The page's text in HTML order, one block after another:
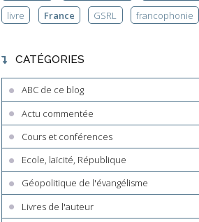
livre
France GSRL francophonie
CATÉGORIES
ABC de ce blog
Actu commentée
Cours et conférences
Ecole, laïcité, République
Géopolitique de l'évangélisme
Livres de l'auteur